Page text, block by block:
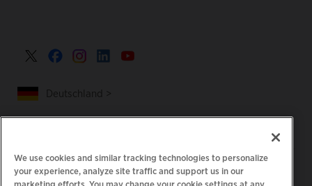
Deutschland >
Datenschutzrichtlinie | Ihre Datenschutzoptionen
Rechtliches | Abrechnung zur Barrierefreiheit |
We use cookies and similar tracking technologies to personalize
your experience, analyze site traffic and support us in our